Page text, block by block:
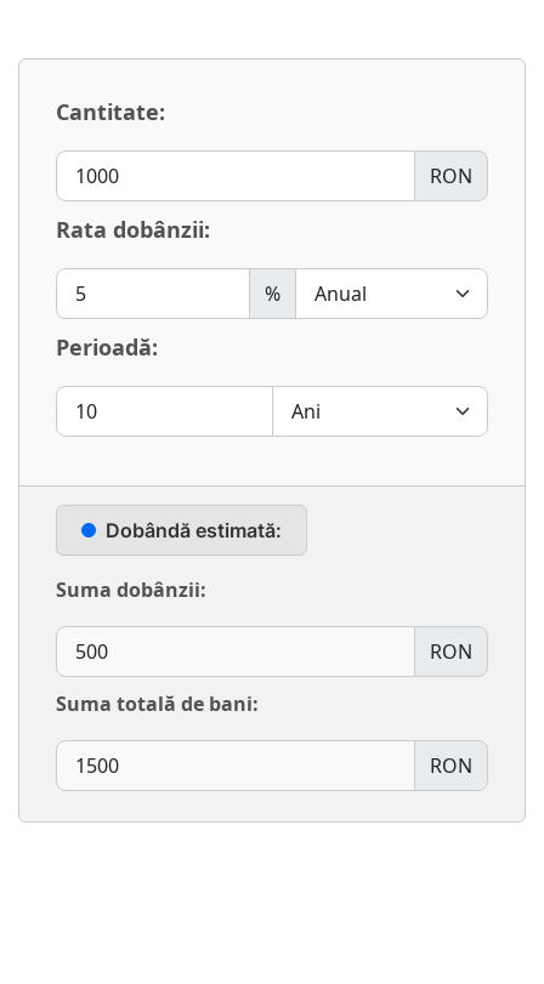
Cantitate:
RON
Rata dobânzii:
%
Perioadă:
Dobândă estimată:
Suma dobânzii:
RON
Suma totală de bani:
RON